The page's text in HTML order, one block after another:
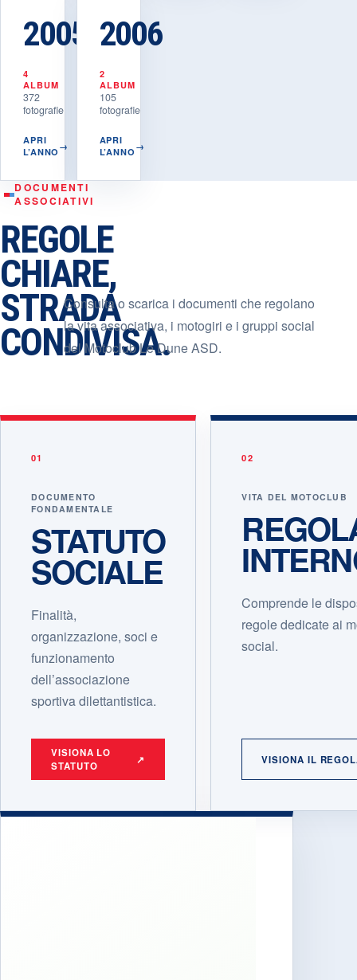
2005
4
ALBUM
372
fotografie
APRI
L’ANNO →
2006
2
ALBUM
105
fotografie
APRI
L’ANNO →
DOCUMENTI
ASSOCIATIVI
REGOLE
CHIARE,
STRADA
CONDIVISA.
Consulta o scarica i documenti che regolano
la vita associativa, i motogiri e i gruppi social
del Motoclub Le Dune ASD.
01
DOCUMENTO
FONDAMENTALE
STATUTO
SOCIALE
Finalità,
organizzazione, soci e
funzionamento
dell’associazione
sportiva dilettantistica.
VISIONA LO
STATUTO
↗
02
VITA DEL MOTOCLUB
Comprende le
regole dedicate ai
social.
VISIONA IL